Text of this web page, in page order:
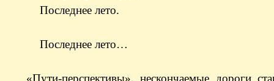
Последнее лето.
Последнее лето…
«Пути-перспективы», нескончаемые дороги